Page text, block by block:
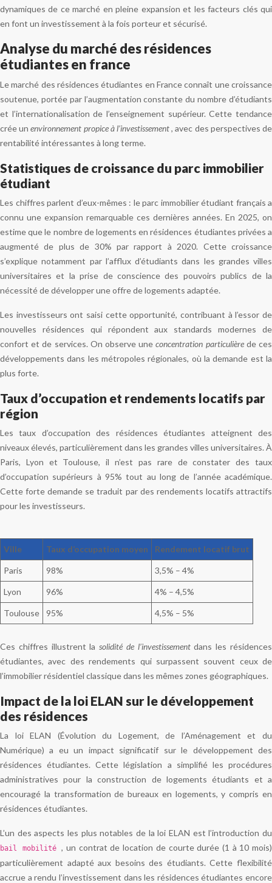
dynamiques de ce marché en pleine expansion et les facteurs clés qui
en font un investissement à la fois porteur et sécurisé.
Analyse du marché des résidences
étudiantes en france
Le marché des résidences étudiantes en France connaît une croissance
soutenue, portée par l’augmentation constante du nombre d’étudiants
et l’internationalisation de l’enseignement supérieur. Cette tendance
crée unenvironnement propice à l’investissement, avec des perspectives de
rentabilité intéressantes à long terme.
Statistiques de croissance du parc immobilier
étudiant
Les chiffres parlent d’eux-mêmes : le parc immobilier étudiant français a
connu une expansion remarquable ces dernières années. En 2025, on
estime que le nombre de logements en résidences étudiantes privées a
augmenté de plus de 30% par rapport à 2020. Cette croissance
s’explique notamment par l’afflux d’étudiants dans les grandes villes
universitaires et la prise de conscience des pouvoirs publics de la
nécessité de développer une offre de logements adaptée.
Les investisseurs ont saisi cette opportunité, contribuant à l’essor de
nouvelles résidences qui répondent aux standards modernes de
confort et de services. On observe uneconcentration particulière de ces
développements dans les métropoles régionales, où la demande est la
plus forte.
Taux d’occupation et rendements locatifs par
région
Les taux d’occupation des résidences étudiantes atteignent des
niveaux élevés, particulièrement dans les grandes villes universitaires. À
Paris, Lyon et Toulouse, il n’est pas rare de constater des taux
d’occupation supérieurs à 95% tout au long de l’année académique.
Cette forte demande se traduit par des rendements locatifs attractifs
pour les investisseurs.
Ville Taux d’occupation moyen Rendement locatif brut
Paris 98% 3,5% – 4%
Lyon 96% 4% – 4,5%
Toulouse 95% 4,5% – 5%
Ces chiffres illustrent lasolidité de l’investissementdans les résidences
étudiantes, avec des rendements qui surpassent souvent ceux de
l’immobilier résidentiel classique dans les mêmes zones géographiques.
Impact de la loi ELAN sur le développement
des résidences
La loi ELAN (Évolution du Logement, de l’Aménagement et du
Numérique) a eu un impact significatif sur le développement des
résidences étudiantes. Cette législation a simplifié les procédures
administratives pour la construction de logements étudiants et a
encouragé la transformation de bureaux en logements, y compris en
résidences étudiantes.
L’un des aspects les plus notables de la loi ELAN est l’introduction du
bail mobilité, un contrat de location de courte durée (1 à 10 mois)
particulièrement adapté aux besoins des étudiants. Cette flexibilité
accrue a rendu l’investissement dans les résidences étudiantes encore